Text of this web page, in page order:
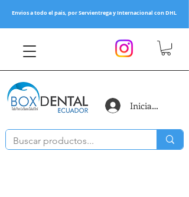
Envios a todo el pais, por Servientrega y Internacional con DHL
Iniciar sesión